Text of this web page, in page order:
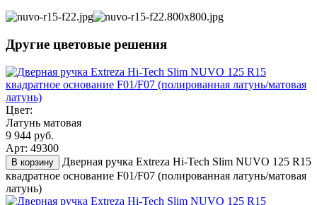
Другие цветовые решения
Цвет:
Латунь матовая
9 944 руб.
Арт: 49300
В корзину
Дверная ручка Extreza Hi-Tech Slim NUVO 125 R15
квадратное основание F01/F07 (полированная латунь/матовая
латунь)